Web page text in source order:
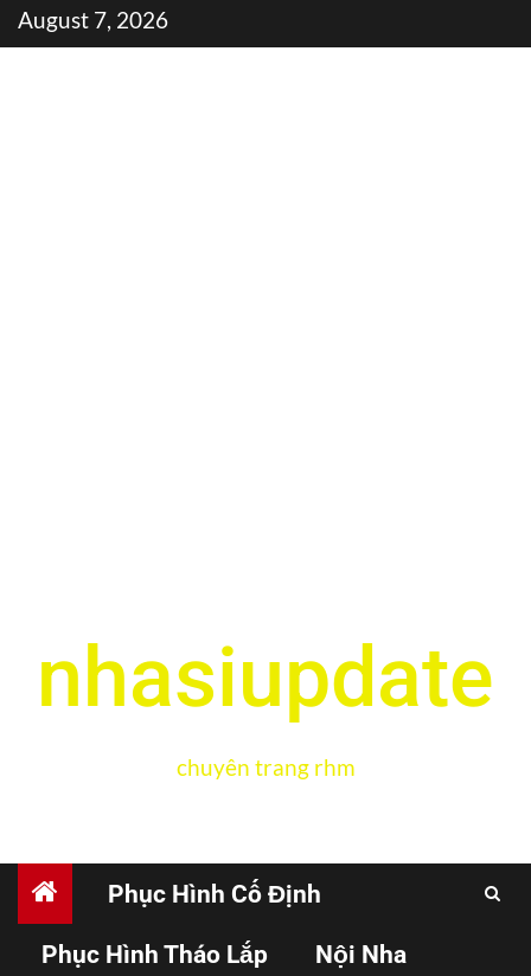
Skip
to
August 7, 2026
nhasiupdate
chuyên trang rhm
Phục Hình Cố Định
Phục Hình Tháo Lắp Nội Nha